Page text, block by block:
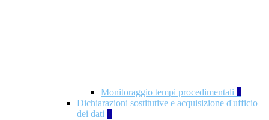
Monitoraggio tempi procedimentali 4
Dichiarazioni sostitutive e acquisizione d'ufficio
dei dati 1